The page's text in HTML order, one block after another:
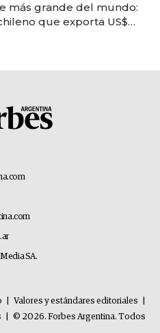
más grande del mundo:
que exporta US$
SA.
Valores y estándares editoriales
© 2026. Forbes Argentina. Todos